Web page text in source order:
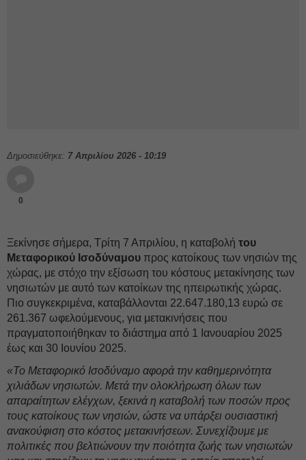
Δημοσιεύθηκε: 7 Απριλίου 2026 - 10:19
0
Ξεκίνησε σήμερα, Τρίτη 7 Απριλίου, η καταβολή του
Μεταφορικού Ισοδύναμου προς κατοίκους των νησιών της
χώρας, με στόχο την εξίσωση του κόστους μετακίνησης των
νησιωτών με αυτό των κατοίκων της ηπειρωτικής χώρας.
Πιο συγκεκριμένα, καταβάλλονται 22.647.180,13 ευρώ σε
261.367 ωφελούμενους, για μετακινήσεις που
πραγματοποιήθηκαν το διάστημα από 1 Ιανουαρίου 2025
έως και 30 Ιουνίου 2025.
«Το Μεταφορικό Ισοδύναμο αφορά την καθημερινότητα
χιλιάδων νησιωτών. Μετά την ολοκλήρωση όλων των
απαραίτητων ελέγχων, ξεκινά η καταβολή των ποσών προς
τους κατοίκους των νησιών, ώστε να υπάρξει ουσιαστική
ανακούφιση στο κόστος μετακινήσεων. Συνεχίζουμε με
πολιτικές που βελτιώνουν την ποιότητα ζωής των νησιωτών